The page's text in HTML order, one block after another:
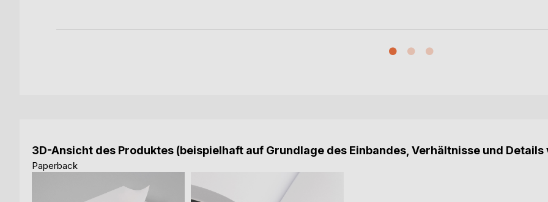
3D-Ansicht des Produktes (beispielhaft auf Grundlage des Einbandes, Verhältnisse und
Paperback